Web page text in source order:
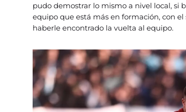
pudo demostrar lo mismo a nivel local, si
equipo que está más en formación, con
haberle encontrado la vuelta al equipo.